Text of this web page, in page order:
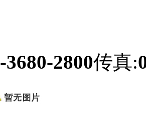
3680-2800传真: